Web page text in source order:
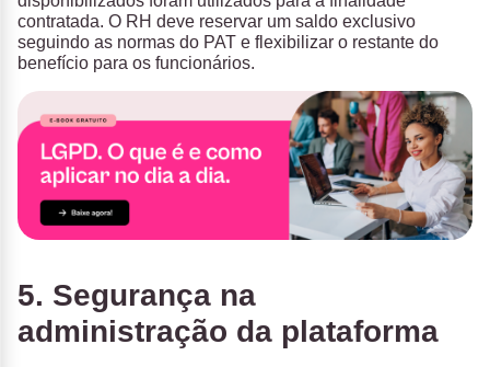
contratada. O RH deve reservar um saldo exclusivo
seguindo as normas do PAT e flexibilizar o restante do
benefício para os funcionários.
5. Segurança na
administração da plataforma